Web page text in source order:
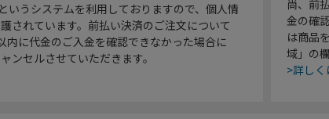
いうシステムを利用しておりますので、個人情
されています。前払い決済のご注文について
内に代金のご入金を確認できなかった場合に
ンセルさせていただきます。
尚、前
金の確
は商品
域」の
>詳し